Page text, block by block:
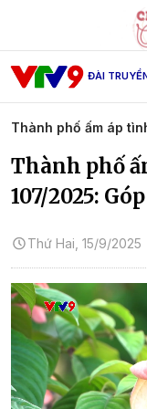
ĐÀI
Thành phố ấm áp
Thành phố
107/2025:
Thứ Hai, 15/9/2025